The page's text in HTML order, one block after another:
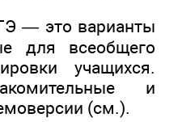
— это варианты
для всеобщего
учащихся.
и
(см.).